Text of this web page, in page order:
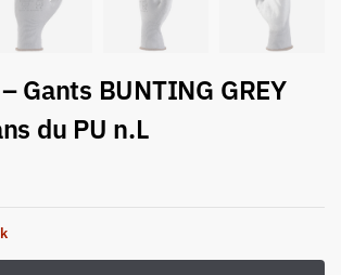
Gants BUNTING GREY
du PU n.L